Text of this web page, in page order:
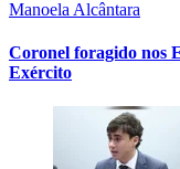
Manoela Alcântara
Coronel foragido nos
Exército